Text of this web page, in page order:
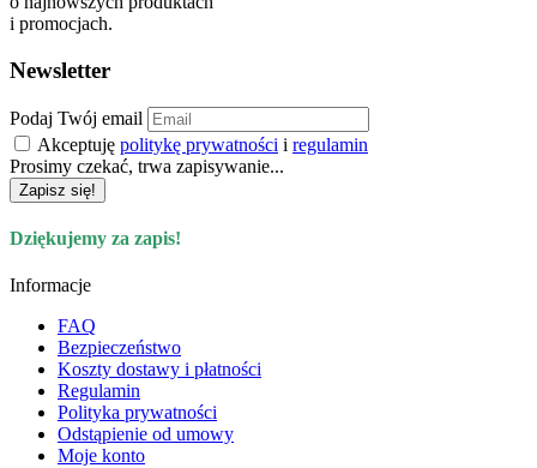
i promocjach.
Newsletter
Podaj Twój email
Akceptuję politykę prywatności i regulamin
Prosimy czekać, trwa zapisywanie...
Zapisz się!
Dziękujemy za zapis!
Informacje
FAQ
Bezpieczeństwo
Koszty dostawy i płatności
Regulamin
Polityka prywatności
Odstąpienie od umowy
Moje konto